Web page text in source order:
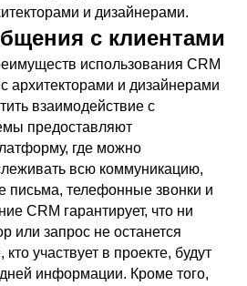
и дизайнерами.
с клиентами
использования CRM
архитекторами и дизайнерами
взаимодействие с
предоставляют
где можно
всю коммуникацию,
письма, телефонные звонки и
CRM гарантирует, что ни
или запрос не останется
участвует в проекте, будут
информации. Кроме того,